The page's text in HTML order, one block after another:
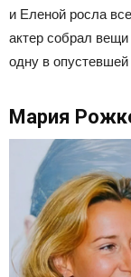
и Еленой росла
актер собрал
одну в опустевшей
Мария